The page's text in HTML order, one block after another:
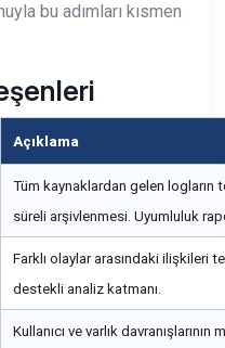
bu adımları kısmen
Açıklama
Tüm kaynaklardan gelen logların
süreli arşivlenmesi. Uyumluluk
Farklı olaylar arasındaki ilişkileri
destekli analiz katmanı.
Kullanıcı ve varlık